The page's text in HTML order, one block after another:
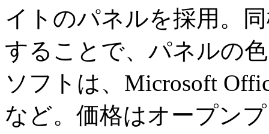
イトのパネルを採用。
することで、パネルの
ソフトは、Microsoft
など。価格はオープン